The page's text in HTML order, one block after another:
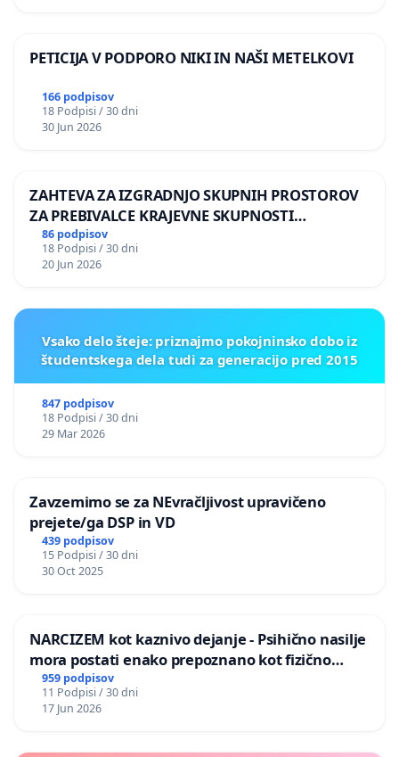
Zavod za globalno učenje in razvoj projektov
Svetlana Slapšak
Nika Kovač
Zlatko Čordić
Miha Mazzini
Jaša Jenull
Jani Kovačič
Jadranka Juras
Boris Petković
Brane Solce
Sanja Fidler
PETICIJA V PODPORO NIKI IN NAŠI METELKOVI
166 podpisov
18 Podpisi / 30 dni
30 Jun 2026
ZAHTEVA ZA IZGRADNJO SKUPNIH PROSTOROV
ZA PREBIVALCE KRAJEVNE SKUPNOSTI
PRESTRANEK
86 podpisov
18 Podpisi / 30 dni
20 Jun 2026
Vsako delo šteje: priznajmo pokojninsko dobo iz
študentskega dela tudi za generacijo pred 2015
847 podpisov
18 Podpisi / 30 dni
29 Mar 2026
Zavzemimo se za NEvračljivost upravičeno
prejete/ga DSP in VD
439 podpisov
15 Podpisi / 30 dni
30 Oct 2025
NARCIZEM kot kaznivo dejanje - Psihično nasilje
mora postati enako prepoznano kot fizično
nasilje
959 podpisov
11 Podpisi / 30 dni
17 Jun 2026